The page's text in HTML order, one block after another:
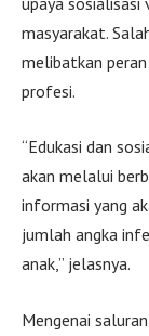
masyarakat.
melibatkan
profesi.
“Edukasi dan
akan melalui
informasi yang
jumlah angka
anak,” jelasnya.
Mengenai